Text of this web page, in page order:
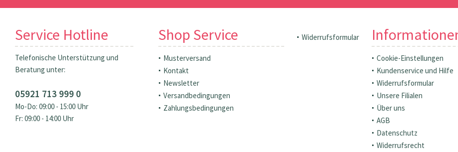
Service Hotline
Telefonische Unterstützung und
Beratung unter:
05921 713 999 0
Mo-Do: 09:00 - 15:00 Uhr
Fr: 09:00 - 14:00 Uhr
Shop Service
Musterversand
Kontakt
Newsletter
Versandbedingungen
Zahlungsbedingungen
Widerrufsformular
Cookie-Einstellungen
Kundenservice und Hilfe
Widerrufsformular
Unsere Filialen
Über uns
AGB
Datenschutz
Widerrufsrecht